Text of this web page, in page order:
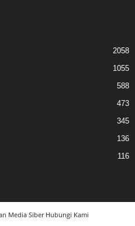
2058
1055
588
473
345
136
116
Media Siber Hubungi Kami